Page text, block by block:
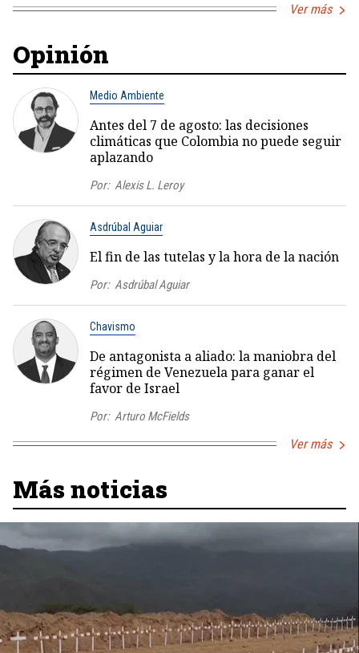
Ver más
Opinión
Medio Ambiente
Antes del 7 de agosto: las decisiones
climáticas que Colombia no puede seguir
aplazando
Por: Alexis L. Leroy
Asdrúbal Aguiar
El fin de las tutelas y la hora de la nación
Por: Asdrúbal Aguiar
Chavismo
De antagonista a aliado: la maniobra del
régimen de Venezuela para ganar el
favor de Israel
Por: Arturo McFields
Ver más
Más noticias